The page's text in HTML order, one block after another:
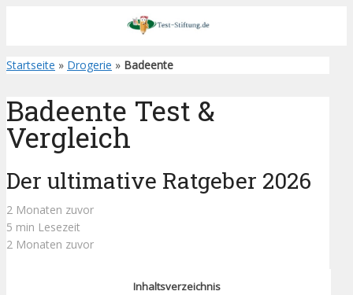
Startseite » Drogerie » Badeente
Badeente Test &
Vergleich
Der ultimative Ratgeber 2026
2 Monaten zuvor
5 min Lesezeit
2 Monaten zuvor
Inhaltsverzeichnis